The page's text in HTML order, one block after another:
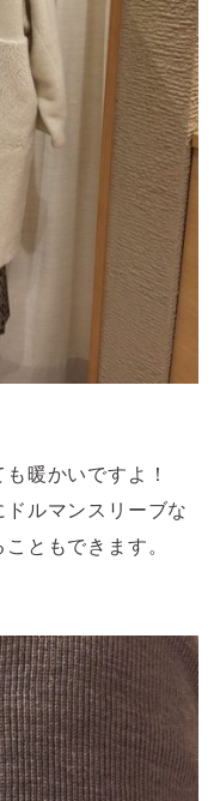
暖かいですよ！
ルマンスリーブな
ともできます。